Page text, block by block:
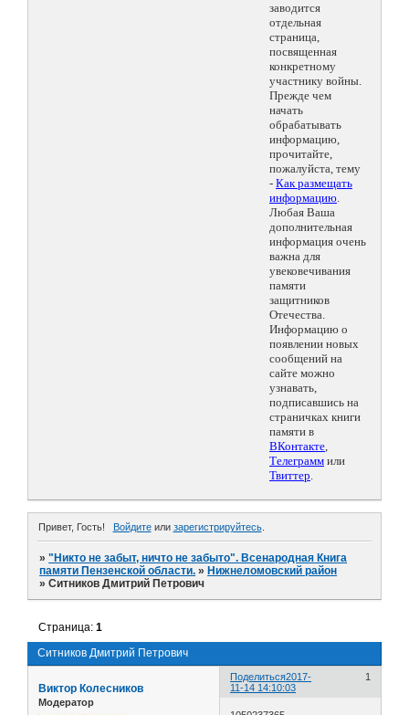
заводится
отдельная
страница,
посвященная
конкретному
участнику войны.
Прежде чем
начать
обрабатывать
информацию,
прочитайте,
пожалуйста, тему
- Как размещать
информацию.
Любая Ваша
дополнительная
информация очень
важна для
увековечивания
памяти
защитников
Отечества.
Информацию о
появлении новых
сообщений на
сайте можно
узнавать,
подписавшись на
страничках книги
памяти в
ВКонтакте,
Телеграмм или
Твиттер.
Привет, Гость! Войдитеили зарегистрируйтесь.
»"Никто не забыт, ничто не забыто". Всенародная Книга
памяти Пензенской области. » Нижнеломовский район
»Ситников Дмитрий Петрович
Ситников Дмитрий Петрович
Страница:1
Поделиться 1
2017-
11-14 14:10:03
Виктор Колесников
Модератор